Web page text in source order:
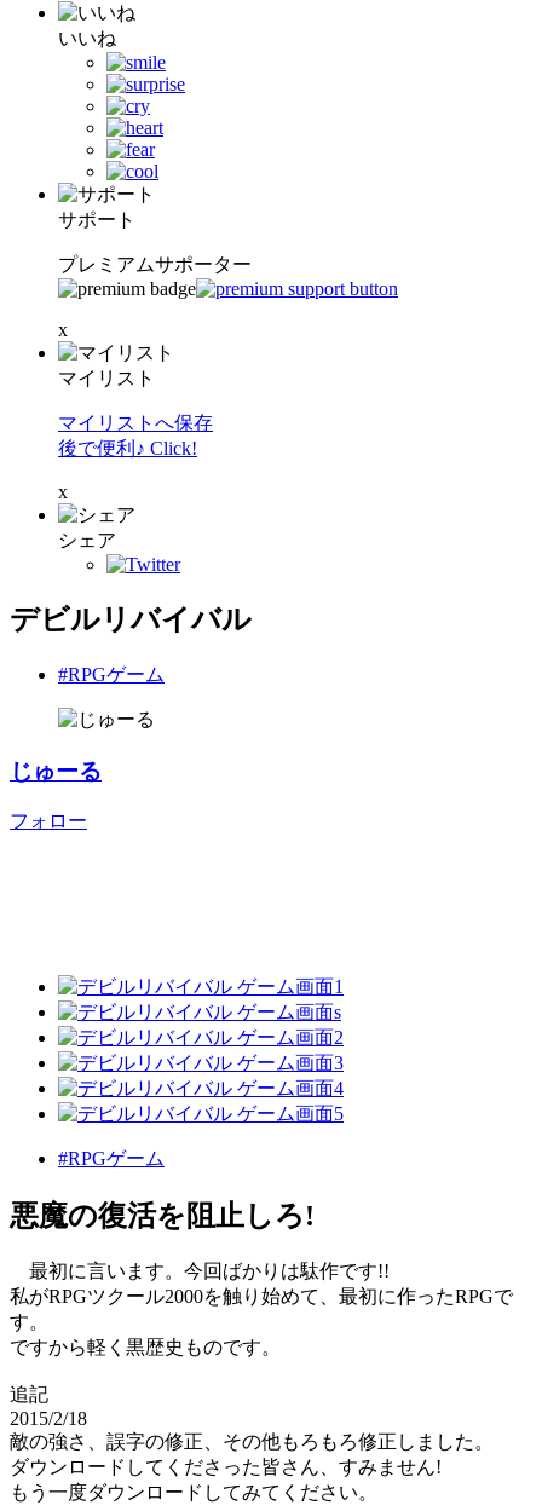
いいね
サポート
プレミアムサポーター
x
マイリスト
マイリストへ保存
後で便利♪ Click!
x
シェア
デビルリバイバル
#RPGゲーム
じゅーる
フォロー
#RPGゲーム
悪魔の復活を阻止しろ!
最初に言います。今回ばかりは駄作です!!
私がRPGツクール2000を触り始めて、最初に作ったRPGで
す。
ですから軽く黒歴史ものです。
追記
2015/2/18
敵の強さ、誤字の修正、その他もろもろ修正しました。
ダウンロードしてくださった皆さん、すみません!
もう一度ダウンロードしてみてください。